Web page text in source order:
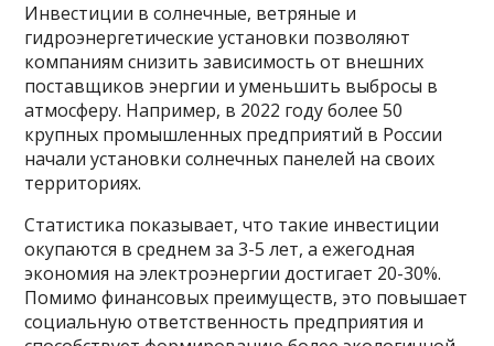
Инвестиции в солнечные, ветряные и
гидроэнергетические установки позволяют
компаниям снизить зависимость от внешних
поставщиков энергии и уменьшить выбросы в
атмосферу. Например, в 2022 году более 50
крупных промышленных предприятий в России
начали установки солнечных панелей на своих
территориях.
Статистика показывает, что такие инвестиции
окупаются в среднем за 3-5 лет, а ежегодная
экономия на электроэнергии достигает 20-30%.
Помимо финансовых преимуществ, это повышает
социальную ответственность предприятия и